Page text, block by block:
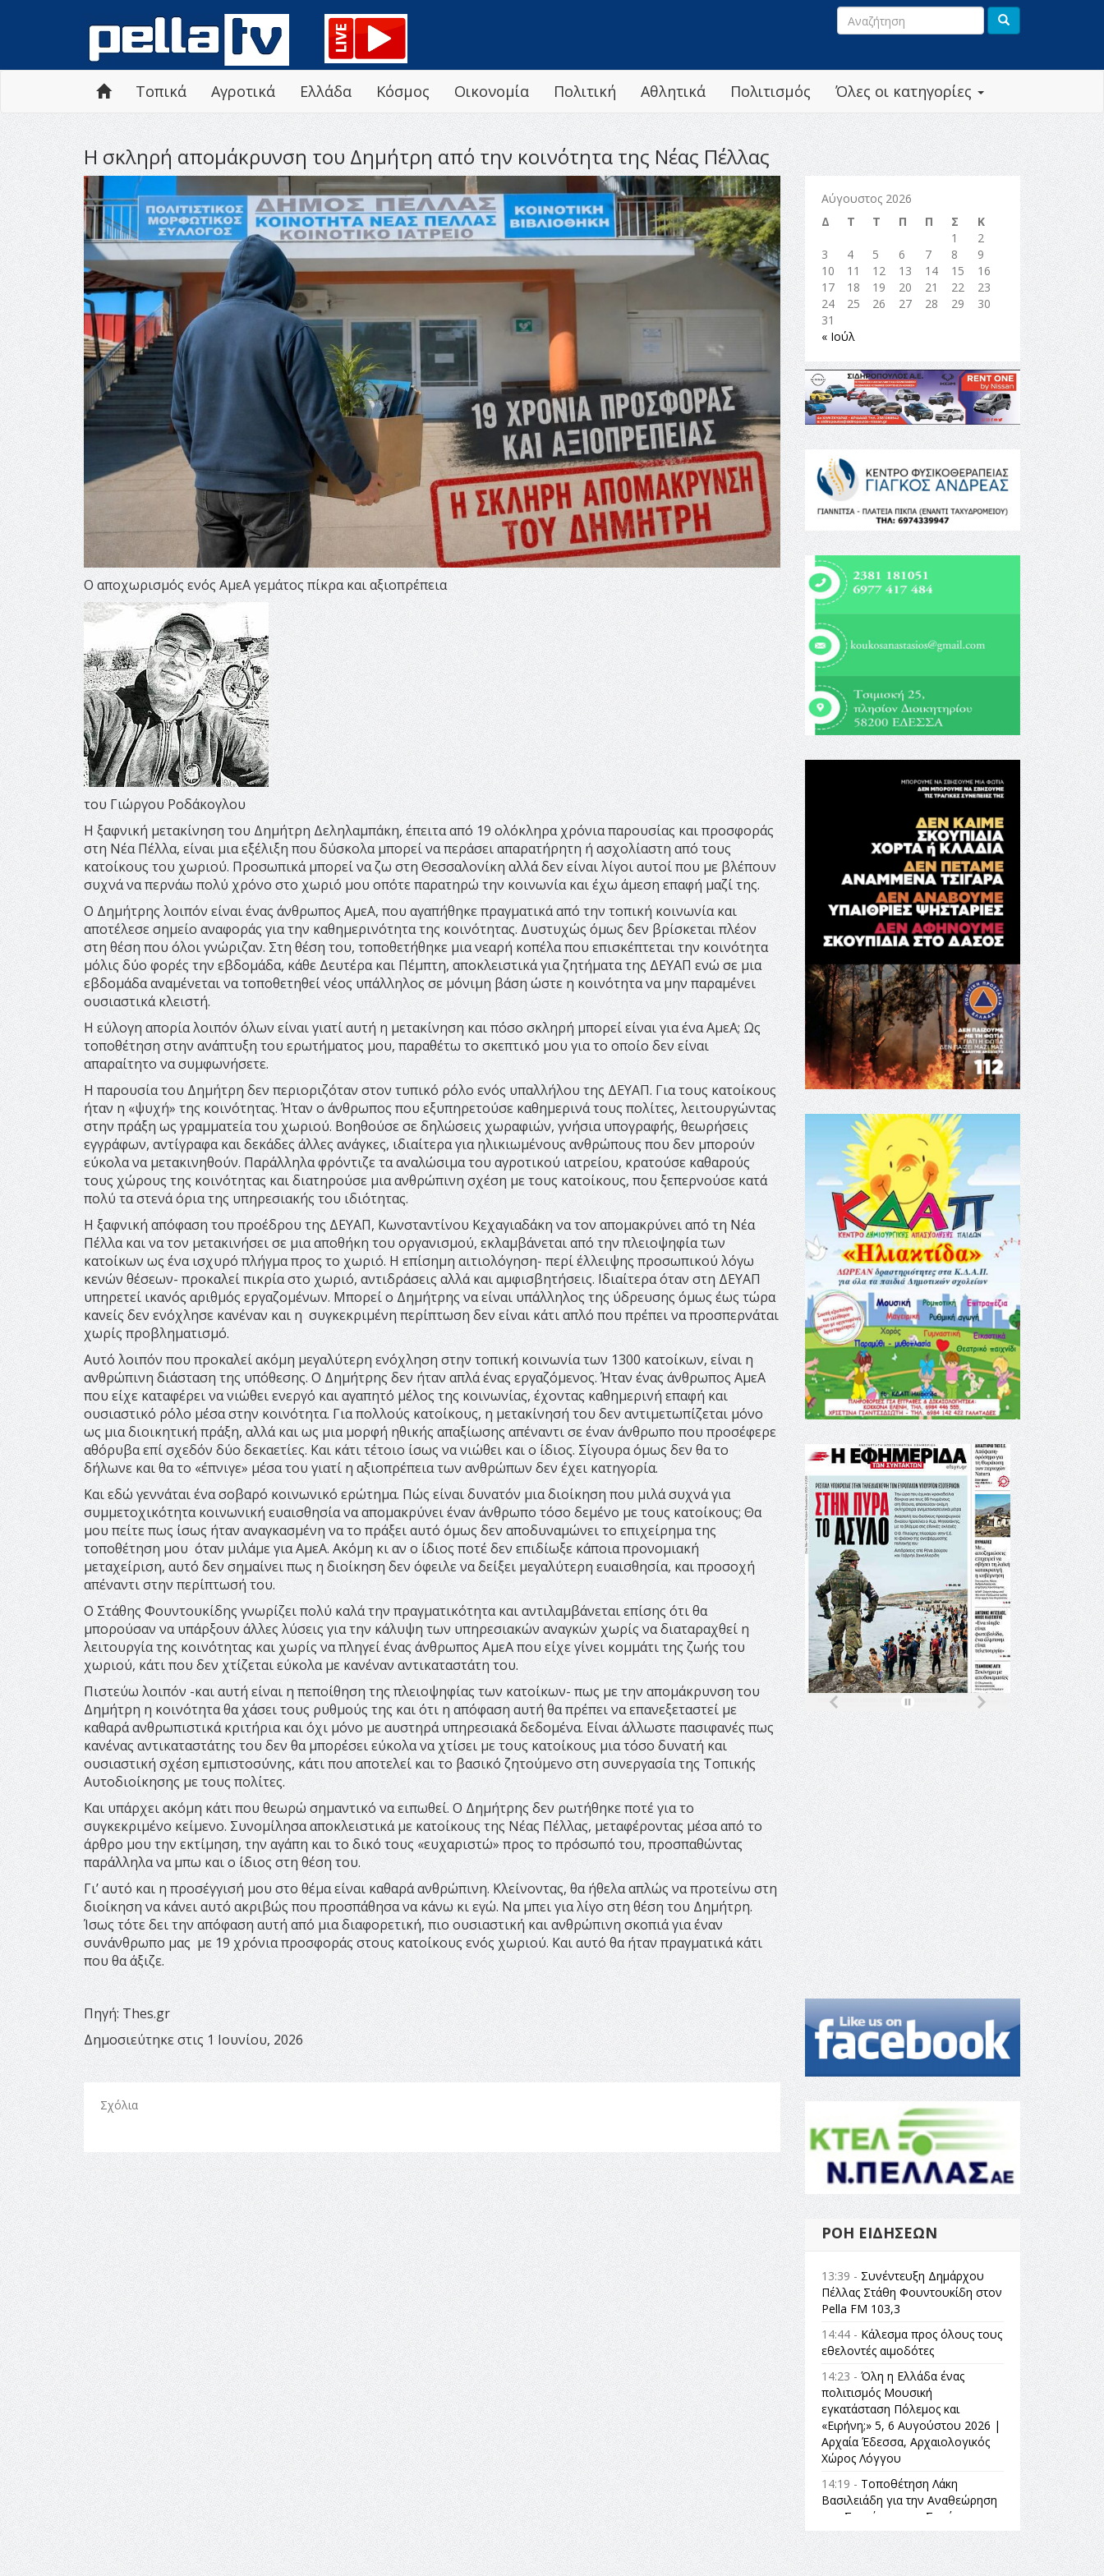
Όλες οι κατηγορίες
Τοπικά Αγροτικά Ελλάδα Κόσμος Οικονομία Πολιτική Αθλητικά Πολιτισμός
Η σκληρή απομάκρυνση του Δημήτρη από την κοινότητα της Νέας Πέλλας
Ο αποχωρισμός ενός ΑμεΑ γεμάτος πίκρα και αξιοπρέπεια
του Γιώργου Ροδάκογλου
Η ξαφνική μετακίνηση του Δημήτρη Δεληλαμπάκη, έπειτα από 19 ολόκληρα χρόνια παρουσίας και προσφοράς
στη Νέα Πέλλα, είναι μια εξέλιξη που δύσκολα μπορεί να περάσει απαρατήρητη ή ασχολίαστη από τους
κατοίκους του χωριού. Προσωπικά μπορεί να ζω στη Θεσσαλονίκη αλλά δεν είναι λίγοι αυτοί που με βλέπουν
συχνά να περνάω πολύ χρόνο στο χωριό μου οπότε παρατηρώ την κοινωνία και έχω άμεση επαφή μαζί της.
Ο Δημήτρης λοιπόν είναι ένας άνθρωπος ΑμεΑ, που αγαπήθηκε πραγματικά από την τοπική κοινωνία και
αποτέλεσε σημείο αναφοράς για την καθημερινότητα της κοινότητας. Δυστυχώς όμως δεν βρίσκεται πλέον
στη θέση που όλοι γνώριζαν. Στη θέση του, τοποθετήθηκε μια νεαρή κοπέλα που επισκέπτεται την κοινότητα
μόλις δύο φορές την εβδομάδα, κάθε Δευτέρα και Πέμπτη, αποκλειστικά για ζητήματα της ΔΕΥΑΠ ενώ σε μια
εβδομάδα αναμένεται να τοποθετηθεί νέος υπάλληλος σε μόνιμη βάση ώστε η κοινότητα να μην παραμένει
ουσιαστικά κλειστή.
Η εύλογη απορία λοιπόν όλων είναι γιατί αυτή η μετακίνηση και πόσο σκληρή μπορεί είναι για ένα ΑμεΑ; Ως
τοποθέτηση στην ανάπτυξη του ερωτήματος μου, παραθέτω το σκεπτικό μου για το οποίο δεν είναι
απαραίτητο να συμφωνήσετε.
Η παρουσία του Δημήτρη δεν περιοριζόταν στον τυπικό ρόλο ενός υπαλλήλου της ΔΕΥΑΠ. Για τους κατοίκους
ήταν η «ψυχή» της κοινότητας. Ήταν ο άνθρωπος που εξυπηρετούσε καθημερινά τους πολίτες, λειτουργώντας
στην πράξη ως γραμματεία του χωριού. Βοηθούσε σε δηλώσεις χωραφιών, γνήσια υπογραφής, θεωρήσεις
εγγράφων, αντίγραφα και δεκάδες άλλες ανάγκες, ιδιαίτερα για ηλικιωμένους ανθρώπους που δεν μπορούν
εύκολα να μετακινηθούν. Παράλληλα φρόντιζε τα αναλώσιμα του αγροτικού ιατρείου, κρατούσε καθαρούς
τους χώρους της κοινότητας και διατηρούσε μια ανθρώπινη σχέση με τους κατοίκους, που ξεπερνούσε κατά
πολύ τα στενά όρια της υπηρεσιακής του ιδιότητας.
Η ξαφνική απόφαση του προέδρου της ΔΕΥΑΠ, Kωνσταντίνου Κεχαγιαδάκη να τον απομακρύνει από τη Νέα
Πέλλα και να τον μετακινήσει σε μια αποθήκη του οργανισμού, εκλαμβάνεται από την πλειοψηφία των
κατοίκων ως ένα ισχυρό πλήγμα προς το χωριό. Η επίσημη αιτιολόγηση- περί έλλειψης προσωπικού λόγω
κενών θέσεων- προκαλεί πικρία στο χωριό, αντιδράσεις αλλά και αμφισβητήσεις. Ιδιαίτερα όταν στη ΔΕΥΑΠ
υπηρετεί ικανός αριθμός εργαζομένων. Μπορεί ο Δημήτρης να είναι υπάλληλος της ύδρευσης όμως έως τώρα
κανείς δεν ενόχλησε κανέναν και η συγκεκριμένη περίπτωση δεν είναι κάτι απλό που πρέπει να προσπερνάται
χωρίς προβληματισμό.
Αυτό λοιπόν που προκαλεί ακόμη μεγαλύτερη ενόχληση στην τοπική κοινωνία των 1300 κατοίκων, είναι η
ανθρώπινη διάσταση της υπόθεσης. Ο Δημήτρης δεν ήταν απλά ένας εργαζόμενος. Ήταν ένας άνθρωπος ΑμεΑ
που είχε καταφέρει να νιώθει ενεργό και αγαπητό μέλος της κοινωνίας, έχοντας καθημερινή επαφή και
ουσιαστικό ρόλο μέσα στην κοινότητα. Για πολλούς κατοίκους, η μετακίνησή του δεν αντιμετωπίζεται μόνο
ως μια διοικητική πράξη, αλλά και ως μια μορφή ηθικής απαξίωσης απέναντι σε έναν άνθρωπο που προσέφερε
αθόρυβα επί σχεδόν δύο δεκαετίες. Και κάτι τέτοιο ίσως να νιώθει και ο ίδιος. Σίγουρα όμως δεν θα το
δήλωνε και θα το «έπνιγε» μέσα του γιατί η αξιοπρέπεια των ανθρώπων δεν έχει κατηγορία.
Και εδώ γεννάται ένα σοβαρό κοινωνικό ερώτημα. Πώς είναι δυνατόν μια διοίκηση που μιλά συχνά για
συμμετοχικότητα κοινωνική ευαισθησία να απομακρύνει έναν άνθρωπο τόσο δεμένο με τους κατοίκους; Θα
μου πείτε πως ίσως ήταν αναγκασμένη να το πράξει αυτό όμως δεν αποδυναμώνει το επιχείρημα της
τοποθέτηση μου όταν μιλάμε για ΑμεΑ. Ακόμη κι αν ο ίδιος ποτέ δεν επιδίωξε κάποια προνομιακή
μεταχείριση, αυτό δεν σημαίνει πως η διοίκηση δεν όφειλε να δείξει μεγαλύτερη ευαισθησία, και προσοχή
απέναντι στην περίπτωσή του.
Ο Στάθης Φουντουκίδης γνωρίζει πολύ καλά την πραγματικότητα και αντιλαμβάνεται επίσης ότι θα
μπορούσαν να υπάρξουν άλλες λύσεις για την κάλυψη των υπηρεσιακών αναγκών χωρίς να διαταραχθεί η
λειτουργία της κοινότητας και χωρίς να πληγεί ένας άνθρωπος ΑμεΑ που είχε γίνει κομμάτι της ζωής του
χωριού, κάτι που δεν χτίζεται εύκολα με κανέναν αντικαταστάτη του.
Πιστεύω λοιπόν -και αυτή είναι η πεποίθηση της πλειοψηφίας των κατοίκων- πως με την απομάκρυνση του
Δημήτρη η κοινότητα θα χάσει τους ρυθμούς της και ότι η απόφαση αυτή θα πρέπει να επανεξεταστεί με
καθαρά ανθρωπιστικά κριτήρια και όχι μόνο με αυστηρά υπηρεσιακά δεδομένα. Είναι άλλωστε πασιφανές πως
κανένας αντικαταστάτης του δεν θα μπορέσει εύκολα να χτίσει με τους κατοίκους μια τόσο δυνατή και
ουσιαστική σχέση εμπιστοσύνης, κάτι που αποτελεί και το βασικό ζητούμενο στη συνεργασία της Τοπικής
Αυτοδιοίκησης με τους πολίτες.
Και υπάρχει ακόμη κάτι που θεωρώ σημαντικό να ειπωθεί. Ο Δημήτρης δεν ρωτήθηκε ποτέ για το
συγκεκριμένο κείμενο. Συνομίλησα αποκλειστικά με κατοίκους της Νέας Πέλλας, μεταφέροντας μέσα από το
άρθρο μου την εκτίμηση, την αγάπη και το δικό τους «ευχαριστώ» προς το πρόσωπό του, προσπαθώντας
παράλληλα να μπω και ο ίδιος στη θέση του.
Γι’ αυτό και η προσέγγισή μου στο θέμα είναι καθαρά ανθρώπινη. Κλείνοντας, θα ήθελα απλώς να προτείνω στη
διοίκηση να κάνει αυτό ακριβώς που προσπάθησα να κάνω κι εγώ. Να μπει για λίγο στη θέση του Δημήτρη.
Ίσως τότε δει την απόφαση αυτή από μια διαφορετική, πιο ουσιαστική και ανθρώπινη σκοπιά για έναν
συνάνθρωπο μας με 19 χρόνια προσφοράς στους κατοίκους ενός χωριού. Και αυτό θα ήταν πραγματικά κάτι
που θα άξιζε.
Πηγή: Τhes.gr
Δημοσιεύτηκε στις 1 Ιουνίου, 2026
Σχόλια
Αύγουστος 2026
Δ
Τ Τ Π Π Σ
Κ
1
2
3
4 5 6 7 8
9
10
11 12 13 14 15
16
17
18 19 20 21 22
23
24
25 26 27 28 29
30
31
« Ιούλ
ΡΟΉ ΕΙΔΉΣΕΩΝ
13:39 - Συνέντευξη Δημάρχου
Πέλλας Στάθη Φουντουκίδη στον
Pella FM 103,3
14:44 - Κάλεσμα προς όλους τους
εθελοντές αιμοδότες
14:23 - Όλη η Ελλάδα ένας
πολιτισμός Μουσική
εγκατάσταση Πόλεμος και
«Ειρήνη;» 5, 6 Αυγούστου 2026 |
Αρχαία Έδεσσα, Αρχαιολογικός
Χώρος Λόγγου
14:19 - Τοποθέτηση Λάκη
Βασιλειάδη για την Αναθεώρηση
του Συντάγματος: «Σε τέτοιες
κορυφαίες θεσμικές διαδικασίες
υπάρχει μόνο η ευθύνη απέναντι
στις επόμενες γενιές»